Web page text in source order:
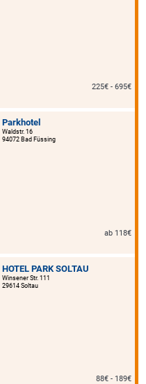
225€ - 695€
Parkhotel
Waldstr. 16
94072 Bad Füssing
ab 118€
HOTEL PARK SOLTAU
Winsener Str. 111
29614 Soltau
88€ - 189€